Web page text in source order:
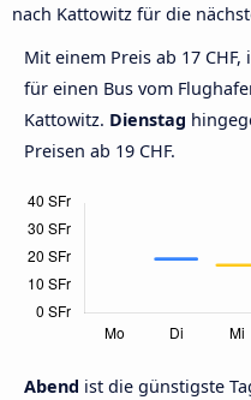
nach Kattowitz für die
Mit einem Preis ab 17 CHF,
für einen Bus vom
Kattowitz. Dienstag
Preisen ab 19 CHF.
Abend ist die günstigste